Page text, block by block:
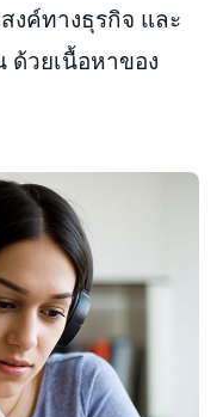
งค์ทางธุรกิจ และ
ด้วยเนื้อหาของ